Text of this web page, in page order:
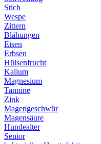
Stich
Wespe
Zittern
Blähungen
Eisen
Erbsen
Hülsenfrucht
Kalium
Magnesium
Tannine
Zink
Magengeschwür
Magensäure
Hundealter
Senior